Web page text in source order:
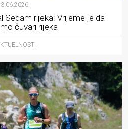
Sedam rijeka: Vrijeme je da
čuvari rijeka